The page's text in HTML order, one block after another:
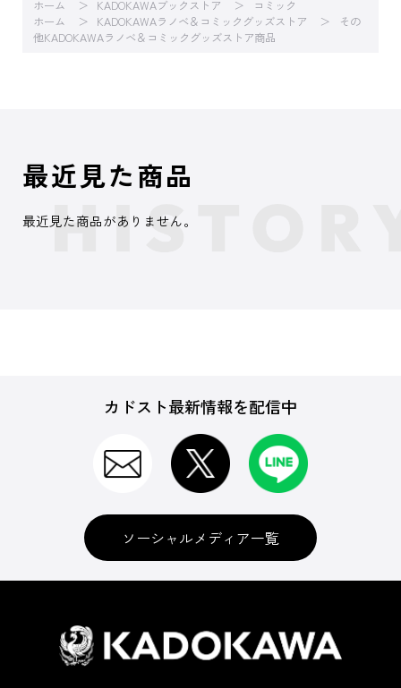
ホーム KADOKAWAブックストア
コミック
ホーム
KADOKAWAラノベ＆コミックグッズストア
その
他KADOKAWAラノベ＆コミックグッズストア商品
最近見た商品
最近見た商品がありません。
カドスト最新情報を配信中
ソーシャルメディア一覧